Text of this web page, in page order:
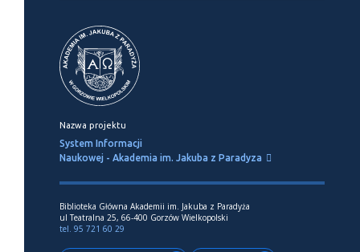
Nazwa projektu
System Informacji
Naukowej - Akademia im. Jakuba z Paradyza
Biblioteka Główna Akademii im. Jakuba z Paradyża
ul Teatralna 25, 66-400 Gorzów Wielkopolski
tel. 95 721 60 29